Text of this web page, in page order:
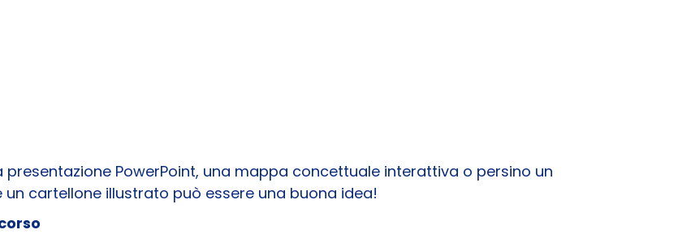
PowerPoint, una mappa concettuale interattiva o persino un
cartellone illustrato può essere una buona idea!